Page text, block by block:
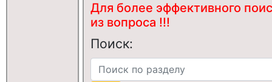
Для более эффективного
из вопроса !!!
Поиск: